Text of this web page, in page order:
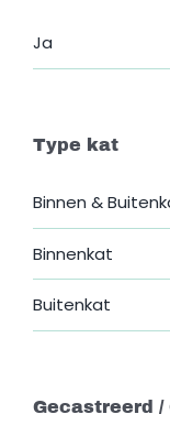
Ja
Type kat
Binnen &
Binnenkat
Buitenkat
Gecastreerd /